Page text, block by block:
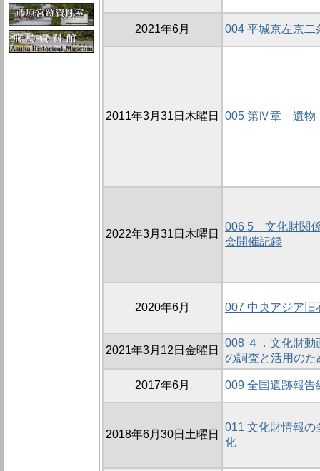
2021年6月 004 平城京左京二
2011年3月31日木曜日 005 第Ⅳ章 遺物
2022年3月31日木曜日
006 5 文化財関
会開催記録
2020年6月 007 中央アジア旧
2021年3月12日金曜日
008 ４．文化財動
の調査と活用の
2017年6月 009 全国遺跡報告
2018年6月30日土曜日
011 文化財情報の
化